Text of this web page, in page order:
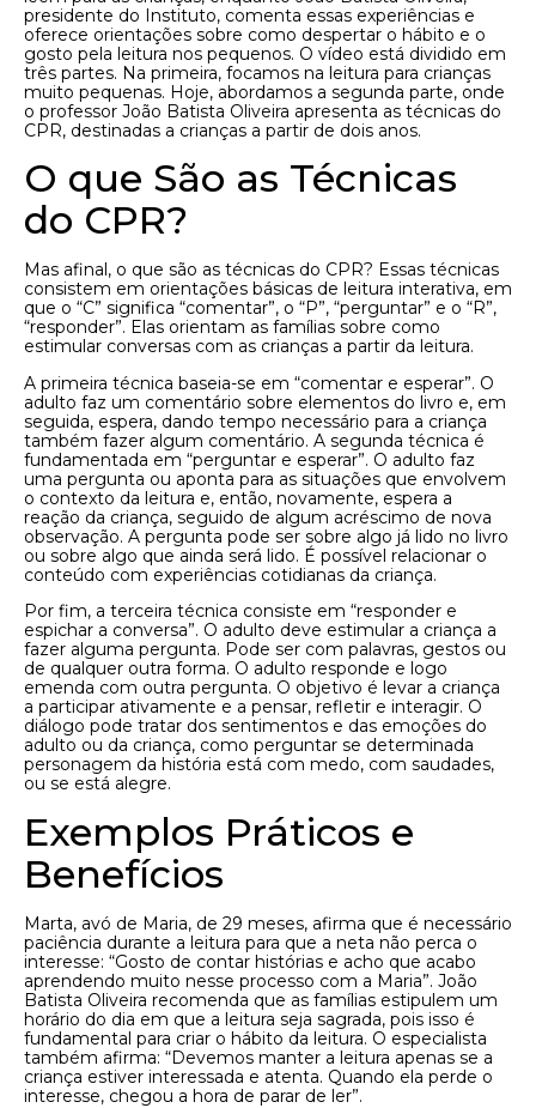
presidente do Instituto, comenta essas experiências e
oferece orientações sobre como despertar o hábito e o
gosto pela leitura nos pequenos. O vídeo está dividido em
três partes. Na primeira, focamos na leitura para crianças
muito pequenas. Hoje, abordamos a segunda parte, onde
o professor João Batista Oliveira apresenta as técnicas do
CPR, destinadas a crianças a partir de dois anos.
O que São as Técnicas
do CPR?
Mas afinal, o que são as técnicas do CPR? Essas técnicas
consistem em orientações básicas de leitura interativa, em
que o “C” significa “comentar”, o “P”, “perguntar” e o “R”,
“responder”. Elas orientam as famílias sobre como
estimular conversas com as crianças a partir da leitura.
A primeira técnica baseia-se em “comentar e esperar”. O
adulto faz um comentário sobre elementos do livro e, em
seguida, espera, dando tempo necessário para a criança
também fazer algum comentário. A segunda técnica é
fundamentada em “perguntar e esperar”. O adulto faz
uma pergunta ou aponta para as situações que envolvem
o contexto da leitura e, então, novamente, espera a
reação da criança, seguido de algum acréscimo de nova
observação. A pergunta pode ser sobre algo já lido no livro
ou sobre algo que ainda será lido. É possível relacionar o
conteúdo com experiências cotidianas da criança.
Por fim, a terceira técnica consiste em “responder e
espichar a conversa”. O adulto deve estimular a criança a
fazer alguma pergunta. Pode ser com palavras, gestos ou
de qualquer outra forma. O adulto responde e logo
emenda com outra pergunta. O objetivo é levar a criança
a participar ativamente e a pensar, refletir e interagir. O
diálogo pode tratar dos sentimentos e das emoções do
adulto ou da criança, como perguntar se determinada
personagem da história está com medo, com saudades,
ou se está alegre.
Exemplos Práticos e
Benefícios
Marta, avó de Maria, de 29 meses, afirma que é necessário
paciência durante a leitura para que a neta não perca o
interesse: “Gosto de contar histórias e acho que acabo
aprendendo muito nesse processo com a Maria”. João
Batista Oliveira recomenda que as famílias estipulem um
horário do dia em que a leitura seja sagrada, pois isso é
fundamental para criar o hábito da leitura. O especialista
também afirma: “Devemos manter a leitura apenas se a
criança estiver interessada e atenta. Quando ela perde o
interesse, chegou a hora de parar de ler”.